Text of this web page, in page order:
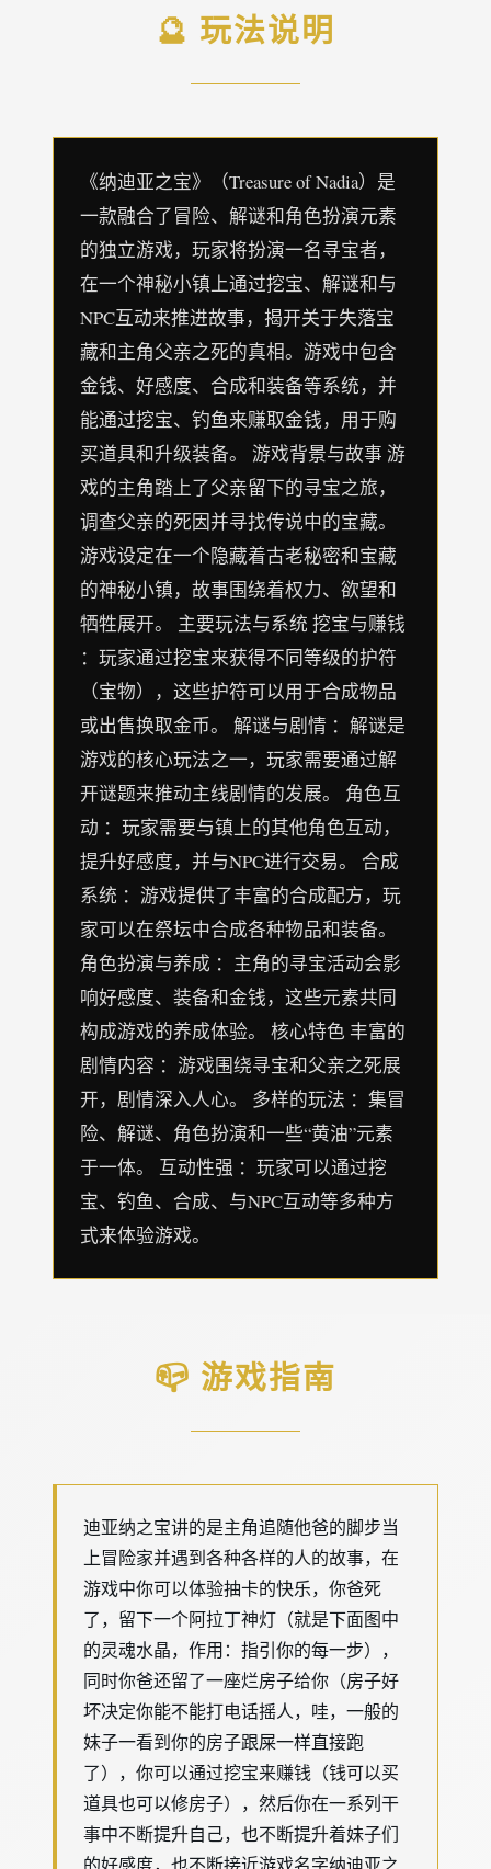
🔮 玩法说明
《纳迪亚之宝》（Treasure of Nadia）是
一款融合了冒险、解谜和角色扮演元素
的独立游戏，玩家将扮演一名寻宝者，
在一个神秘小镇上通过挖宝、解谜和与
NPC互动来推进故事，揭开关于失落宝
藏和主角父亲之死的真相。游戏中包含
金钱、好感度、合成和装备等系统，并
能通过挖宝、钓鱼来赚取金钱，用于购
买道具和升级装备。 游戏背景与故事 游
戏的主角踏上了父亲留下的寻宝之旅，
调查父亲的死因并寻找传说中的宝藏。
游戏设定在一个隐藏着古老秘密和宝藏
的神秘小镇，故事围绕着权力、欲望和
牺牲展开。 主要玩法与系统 挖宝与赚钱
：玩家通过挖宝来获得不同等级的护符
（宝物），这些护符可以用于合成物品
或出售换取金币。 解谜与剧情 ：解谜是
游戏的核心玩法之一，玩家需要通过解
开谜题来推动主线剧情的发展。 角色互
动 ：玩家需要与镇上的其他角色互动，
提升好感度，并与NPC进行交易。 合成
系统 ：游戏提供了丰富的合成配方，玩
家可以在祭坛中合成各种物品和装备。
角色扮演与养成 ：主角的寻宝活动会影
响好感度、装备和金钱，这些元素共同
构成游戏的养成体验。 核心特色 丰富的
剧情内容 ：游戏围绕寻宝和父亲之死展
开，剧情深入人心。 多样的玩法 ：集冒
险、解谜、角色扮演和一些“黄油”元素
于一体。 互动性强 ：玩家可以通过挖
宝、钓鱼、合成、与NPC互动等多种方
式来体验游戏。
📪 游戏指南
迪亚纳之宝讲的是主角追随他爸的脚步当
上冒险家并遇到各种各样的人的故事，在
游戏中你可以体验抽卡的快乐，你爸死
了，留下一个阿拉丁神灯（就是下面图中
的灵魂水晶，作用：指引你的每一步），
同时你爸还留了一座烂房子给你（房子好
坏决定你能不能打电话摇人，哇，一般的
妹子一看到你的房子跟屎一样直接跑
了），你可以通过挖宝来赚钱（钱可以买
道具也可以修房子），然后你在一系列干
事中不断提升自己，也不断提升着妹子们
的好感度，也不断接近游戏名字纳迪亚之